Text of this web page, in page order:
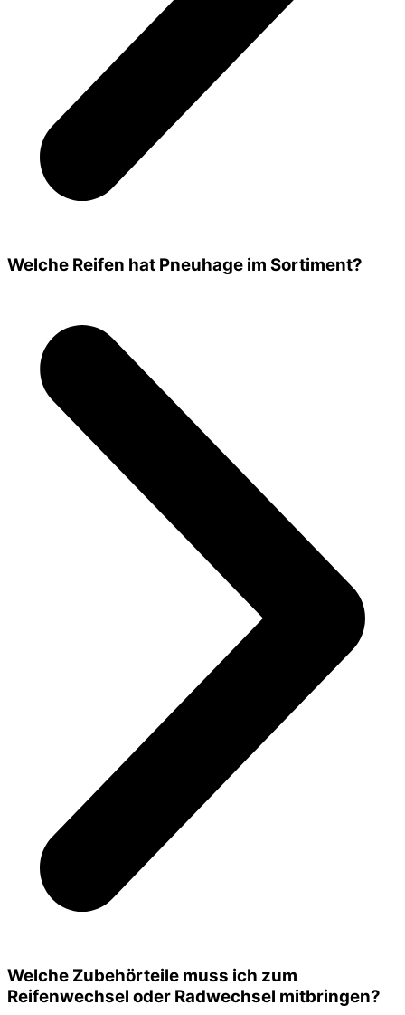
Welche Reifen hat Pneuhage im Sortiment?
Welche Zubehörteile muss ich zum
Reifenwechsel oder Radwechsel mitbringen?